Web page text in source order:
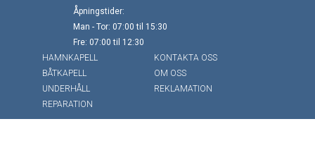
Åpningstider:
Man - Tor: 07:00 til 15:30
Fre: 07:00 til 12:30
HAMNKAPELL
BÅTKAPELL
UNDERHÅLL
REPARATION
KONTAKTA OSS
OM OSS
REKLAMATION